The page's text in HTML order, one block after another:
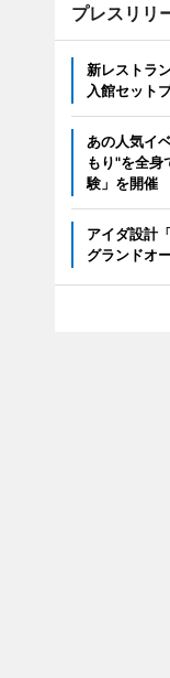
プレスリリ
新レストラ
入館セット
あの人気イ
もり"を全身
験」を開催
アイダ設計
グランドオ